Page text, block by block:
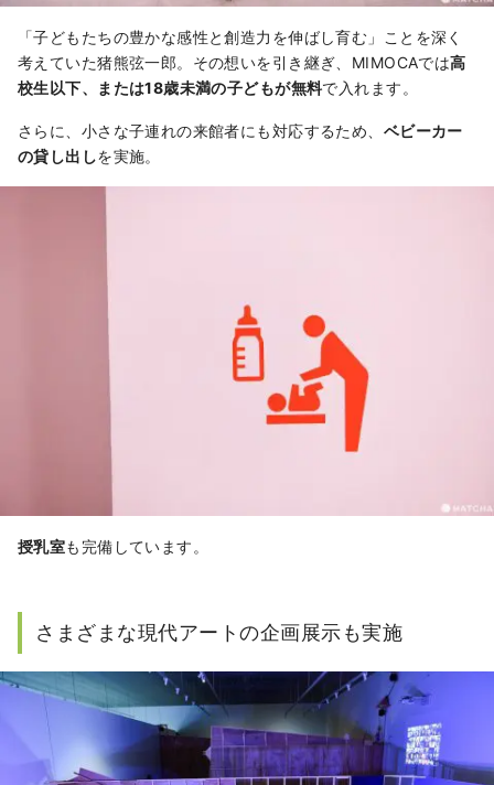
「子どもたちの豊かな感性と創造力を伸ばし育む」ことを深く
考えていた猪熊弦一郎。その想いを引き継ぎ、MIMOCAでは高
校生以下、または18歳未満の子どもが無料で入れます。
さらに、小さな子連れの来館者にも対応するため、 ベビーカー
の貸し出しを実施。
授乳室も完備しています。
さまざまな現代アートの企画展示も実施